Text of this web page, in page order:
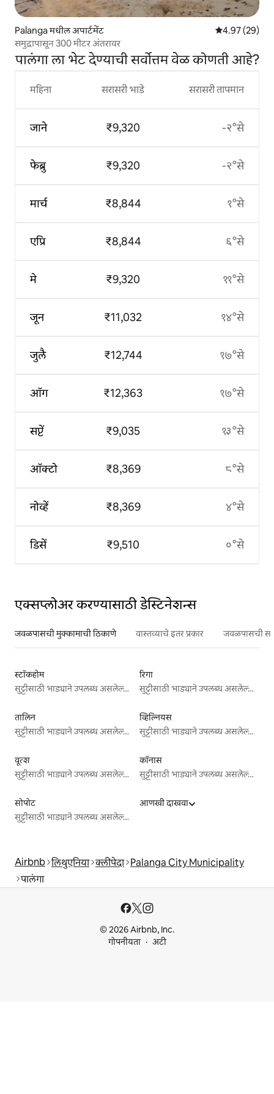
Palanga मधील अपार्टमेंट 5 पैकी 4.97
4.97 (29)
समुद्रापासून 300 मीटर अंतरावर
पालंगा ला भेट देण्याची सर्वोत्तम वेळ कोणती आहे?
महिना
जाने
फेब्रु
मार्च
एप्रि
मे
जून
जुलै
ऑग
सप्टें
ऑक्टो
नोव्हें
डिसें
सरासरी भाडे
₹9,320
₹9,320
₹8,844
₹8,844
₹9,320
₹11,032
₹12,744
₹12,363
₹9,035
₹8,369
₹8,369
₹9,510
सरासरी तापमान
-२°से
-२°से
१°से
६°से
११°से
१४°से
१७°से
१७°से
१३°से
८°से
४°से
०°से
एक्सप्लोअर करण्यासाठी डेस्टिनेशन्स
जवळपासची मुक्कामाची ठिकाणे वास्तव्याचे इतर प्रकार जवळपासची
स्टॉकहोम
सुट्टीसाठी भाड्याने उपलब्ध असलेल्या जागा
रिगा
सुट्टीसाठी भाड्याने उपलब्ध असलेल्या जागा
तालिन
सुट्टीसाठी भाड्याने उपलब्ध असलेल्या जागा
व्हिल्नियस
सुट्टीसाठी भाड्याने उपलब्ध असलेल्या जागा
वूत्श
सुट्टीसाठी भाड्याने उपलब्ध असलेल्या जागा
कॉनास
सुट्टीसाठी भाड्याने उपलब्ध असलेल्या जागा
सोपोट
सुट्टीसाठी भाड्याने उपलब्ध असलेल्या जागा
आणखी दाखवा
Airbnb लिथुएनिया क्लीपेदा Palanga City Municipality
पालंगा
© 2026 Airbnb, Inc.
गोपनीयता
अटी